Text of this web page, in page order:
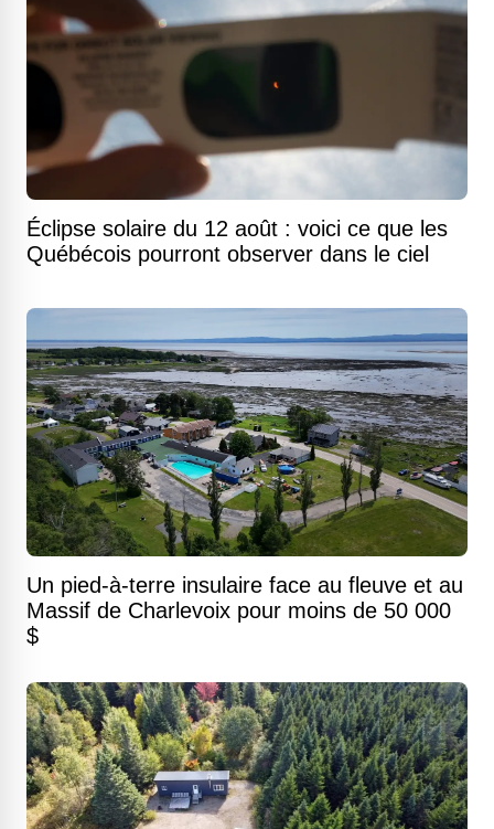
Éclipse solaire du 12 août : voici ce que les
Québécois pourront observer dans le ciel
Un pied-à-terre insulaire face au fleuve et au
Massif de Charlevoix pour moins de 50 000
$